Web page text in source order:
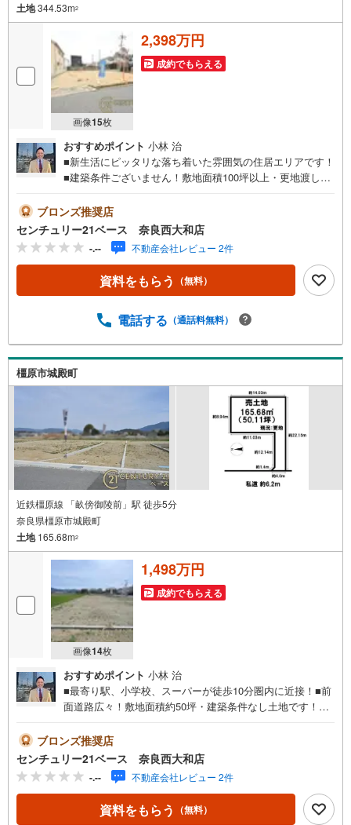
土地344.53m2
画像15枚
2,398万円
成約でもらえる
おすすめポイント 小林 治
■新生活にピッタリな落ち着いた雰囲気の住居エリアです！
■建築条件ございません！敷地面積100坪以上・更地渡し！
わりのお時間でもご見学可！・今から見たい！というお声
にもご対応できます！◇住宅ローンもお任せください！
◇・提携銀行多数あり（地方銀行・都市銀行・信用金庫et
c）・優遇後適用金利 0.875％～（審査内容により異なりま
す）--- ◇◇ Yahoo！不動産キャンペーン対象店舗 ◇◇ ----
当店で物件を成約いただくとPayPayボーナスライトがもら
なります。「資料をもらう」「見学予約をする」からエン
えお問い合わせください。-----------------------------
ブロンズ推奨店
センチュリー21ベース 奈良西大和店
-.-- 不動産会社レビュー 2件
資料をもらう （無料）
電話する （通話料無料）
橿原市城殿町
近鉄橿原線 「畝傍御陵前」駅 徒歩5分
奈良県橿原市城殿町
土地165.68m2
画像14枚
1,498万円
成約でもらえる
おすすめポイント 小林 治
■最寄り駅、小学校、スーパーが徒歩10分圏内に近接！■前
面道路広々！敷地面積約50坪・建築条件なし土地です！◇
りのお時間でもご見学可！・今から見たい！というお声に
もご対応できます！◇住宅ローンもお任せください！◇・
提携銀行多数あり（地方銀行・都市銀行・信用金庫etc）・
優遇後適用金利 0.875％～（審査内容により異なります）--
- ◇◇ Yahoo！不動産キャンペーン対象店舗 ◇◇ ----当店で
物件を成約いただくとPayPayボーナスライトがもらえる
ブロンズ推奨店
センチュリー21ベース 奈良西大和店
-.-- 不動産会社レビュー 2件
資料をもらう （無料）